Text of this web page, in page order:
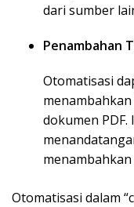
dari sumber
Penambahan
Otomatisasi
dokumen
Otomatisasi dalam